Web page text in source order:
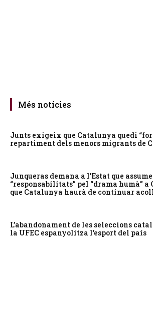
Més notícies
Junts exigeix que Catalunya quedi
repartiment dels menors migrants de
Junqueras demana a l’Estat que
“responsabilitats” pel “drama humà” a
que Catalunya haurà de continuar
L’abandonament de les seleccions
la UFEC espanyolitza l’esport del país